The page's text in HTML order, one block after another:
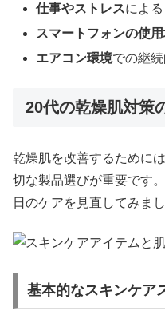
仕事やストレスによ
スマートフォンの使
エアコン環境での継
20代の乾燥肌対策
乾燥肌を改善するために
切な製品選びが重要です
日のケアを見直してみまし
基本的なスキンケア